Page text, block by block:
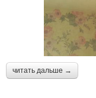
читать дальше →